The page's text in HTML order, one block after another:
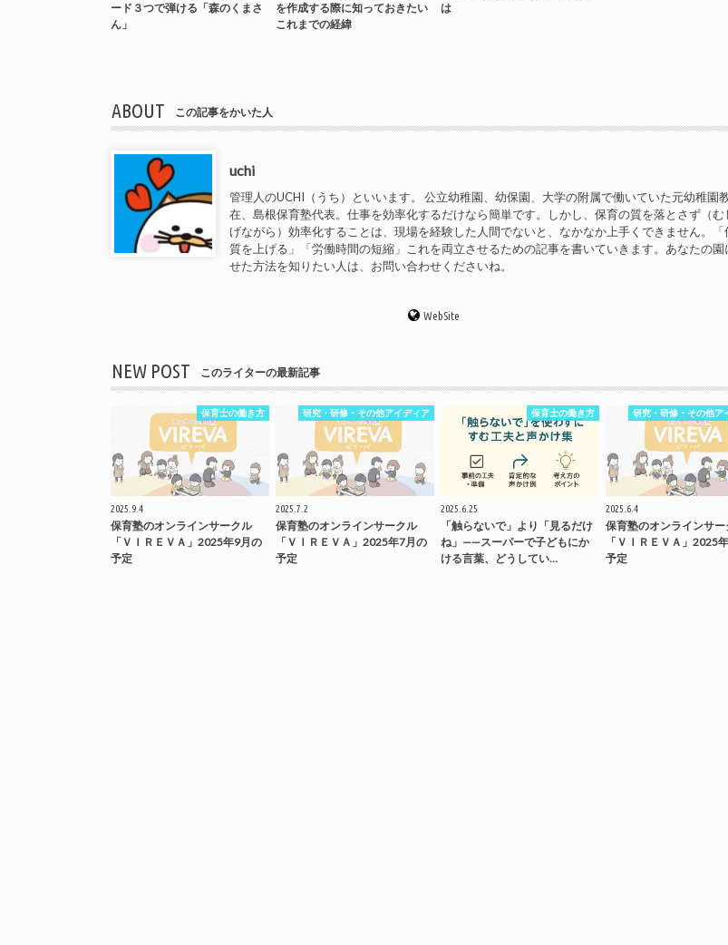
ード３つで弾ける「森のくまさ
ん」
を作成する際に知っておきたい
これまでの経緯
は
ABOUT この記事をかいた人
uchi
管理人のUCHI（うち）といいます。 公立幼稚園、幼保園、大学の附属で働いていた元幼稚園
在、島根保育塾代表。仕事を効率化するだけなら簡単です。しかし、保育の質を落とさず（む
げながら）効率化することは、現場を経験した人間でないと、なかなか上手くできません。「
質を上げる」「労働時間の短縮」これを両立させるための記事を書いていきます。あなたの園
せた方法を知りたい人は、お問い合わせくださいね。
WebSite
NEW POST このライターの最新記事
保育士の働き方
2025.9.4
保育塾のオンラインサークル
「ＶＩＲＥＶＡ」2025年9月の
予定
研究・研修・その他アイディア
2025.7.2
保育塾のオンラインサークル
「ＶＩＲＥＶＡ」2025年7月の
予定
保育士の働き方
2025.6.25
「触らないで」より「見るだけ
ね」——スーパーで子どもにか
ける言葉、どうしてい…
研究・研修・その他ア
2025.6.4
保育塾のオンラインサー
「ＶＩＲＥＶＡ」2025
予定